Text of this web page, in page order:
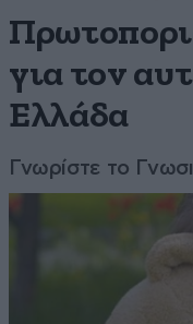
για τον
Ελλάδα
Γνωρίστε το